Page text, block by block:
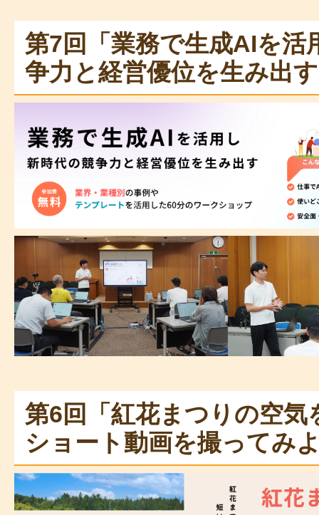
第7回「業務で生成AIを活
争力と経営優位を生み出
第6回「紅花まつりの空気
ショート動画を撮ってみ